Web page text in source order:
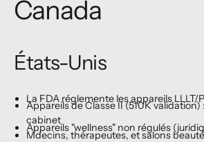
Canada
États-Unis
La FDA réglemente les appareils LLLT/
Appareils de Classe II (510K validation)
cabinet
Appareils "wellness" non régulés
Mdecins, thérapeutes, et salons